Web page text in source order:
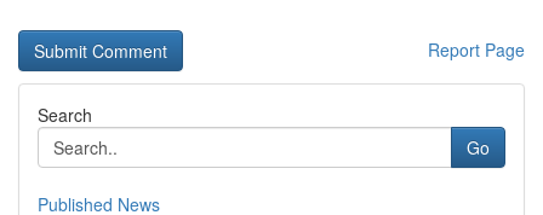
Report Page
Search
Go
Published News